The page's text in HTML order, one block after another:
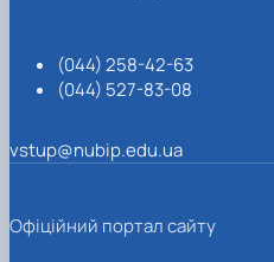
(044) 258-42-63
(044) 527-83-08
vstup@nubip.edu.ua
Офіційний портал сайту